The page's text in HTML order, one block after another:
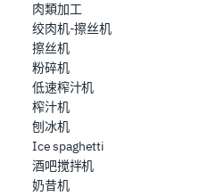
肉類加工
绞肉机-擦丝机
擦丝机
粉碎机
低速榨汁机
榨汁机
刨冰机
Ice spaghetti
酒吧搅拌机
奶昔机